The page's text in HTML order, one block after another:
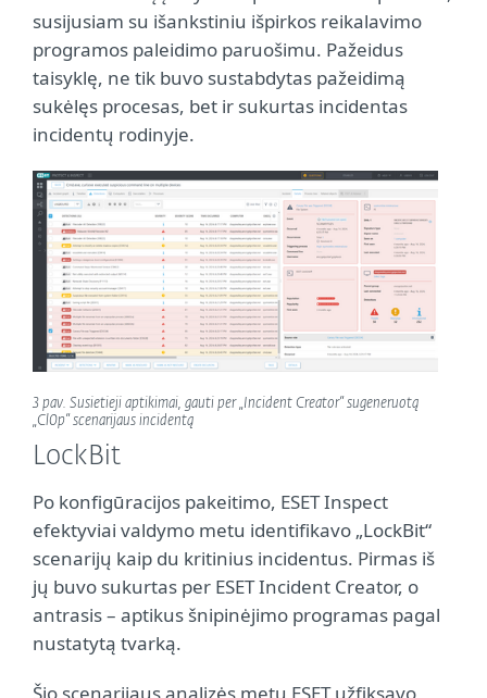
susijusiam su išankstiniu išpirkos reikalavimo
programos paleidimo paruošimu. Pažeidus
taisyklę, ne tik buvo sustabdytas pažeidimą
sukėlęs procesas, bet ir sukurtas incidentas
incidentų rodinyje.
3 pav. Susietieji aptikimai, gauti per „Incident Creator“ sugeneruotą
„Cl0p“ scenarijaus incidentą
LockBit
Po konfigūracijos pakeitimo, ESET Inspect
efektyviai valdymo metu identifikavo „LockBit“
scenarijų kaip du kritinius incidentus. Pirmas iš
jų buvo sukurtas per ESET Incident Creator, o
antrasis – aptikus šnipinėjimo programas pagal
nustatytą tvarką.